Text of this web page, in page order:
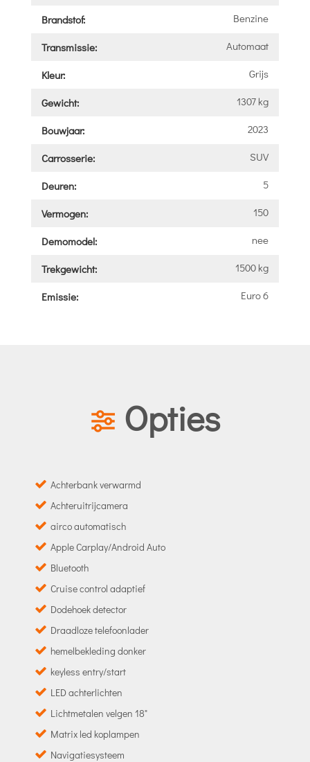
Brandstof: Benzine
Transmissie: Automaat
Kleur: Grijs
Gewicht: 1307 kg
Bouwjaar: 2023
Carrosserie: SUV
Deuren: 5
Vermogen: 150
Demomodel: nee
Trekgewicht: 1500 kg
Emissie: Euro 6
Opties
Achterbank verwarmd
Achteruitrijcamera
airco automatisch
Apple Carplay/Android Auto
Bluetooth
Cruise control adaptief
Dodehoek detector
Draadloze telefoonlader
hemelbekleding donker
keyless entry/start
LED achterlichten
Lichtmetalen velgen 18"
Matrix led koplampen
Navigatiesysteem